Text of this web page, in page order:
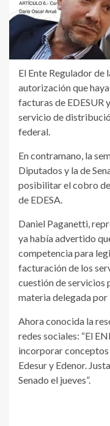
El Ente Regulador
autorización que
facturas de EDESUR
servicio de
federal.
En contramano, la
Diputados y la de
posibilitar el cobro
de EDESA.
Daniel Paganetti,
ya había advertido
competencia para
facturación de los
cuestión de servicios
materia delegada por
Ahora conocida la
redes sociales: “El
incorporar
Edesur y Edenor.
Senado el jueves”.